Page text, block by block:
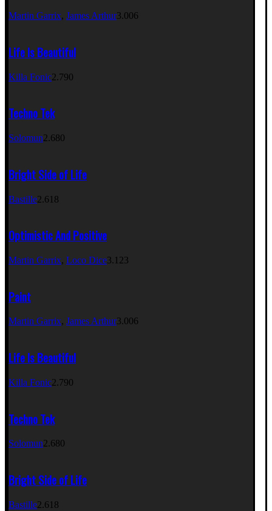
Martin Garrix, James Arthur3.006
Life Is Beautiful
Killa Fonic2.790
Techno Tek
Solomun2.680
Bright Side of Life
Bastille2.618
Optimistic And Positive
Martin Garrix, Loco Dice3.123
Paint
Martin Garrix, James Arthur3.006
Life Is Beautiful
Killa Fonic2.790
Techno Tek
Solomun2.680
Bright Side of Life
Bastille2.618